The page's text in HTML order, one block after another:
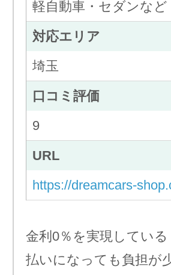
軽自動車・セダンなど
対応エリア
埼玉
口コミ評価
9
URL
https://dreamcars-
金利0％を実現してい
払いになっても負担が